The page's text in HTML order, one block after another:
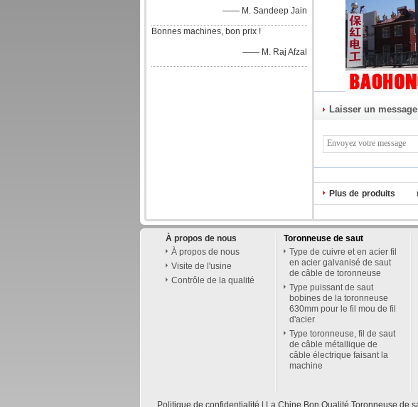
—— M. Sandeep Jain
Bonnes machines, bon prix !
—— M. Raj Afzal
Laisser un message
Plus de produits
À propos de nous
À propos de nous
Visite de l'usine
Contrôle de la qualité
Toronneuse de saut
Type de cuivre et en acier fil
en acier galvanisé de saut
de câble de toronneuse
Type puissant de saut
bobines de la toronneuse
630mm pour le fil mou de fil
d'acier
Type toronneuse, fil de saut
de câble métallique de
câble électrique faisant la
machine
Politique de confidentialité | La Chine Bon Qualité Toronneuse de